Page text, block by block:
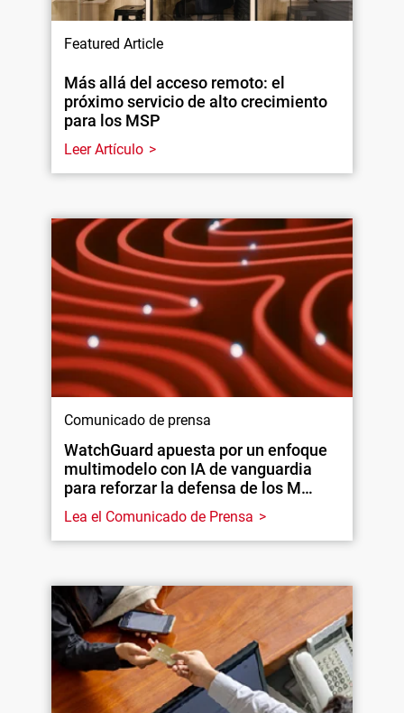
Featured Article
Más allá del acceso remoto: el
próximo servicio de alto crecimiento
para los MSP
Leer Artículo
Comunicado de prensa
WatchGuard apuesta por un enfoque
multimodelo con IA de vanguardia
para reforzar la defensa de los M…
Lea el Comunicado de Prensa